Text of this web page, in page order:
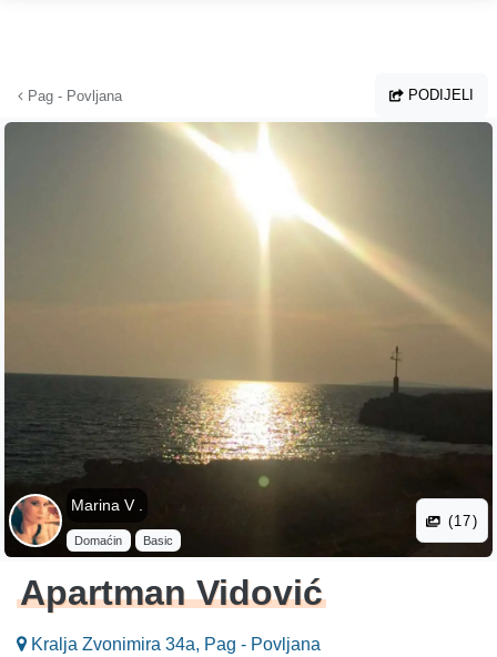
Pag - Povljana PODIJELI
Marina V .
Domaćin Basic
(17)
Apartman Vidović
Kralja Zvonimira 34a, Pag - Povljana